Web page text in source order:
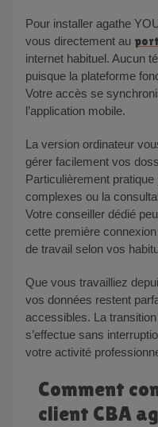
Pour installer agathe YOU sur votre ordinateur, connectez-
vous directement au
internet habituel. Aucun
puisque la plateforme
Votre accès se
l’application mobile.
La version ordinateur
gérer facilement vos
Particulièrement
complexes ou la
Votre conseiller dédié
cette première
de travail selon vos
Que vous travailliez depuis votre cabinet ou à domicile,
vos données restent
accessibles. La
s’effectue sans
votre activité
Comment contacter le service
client CBA